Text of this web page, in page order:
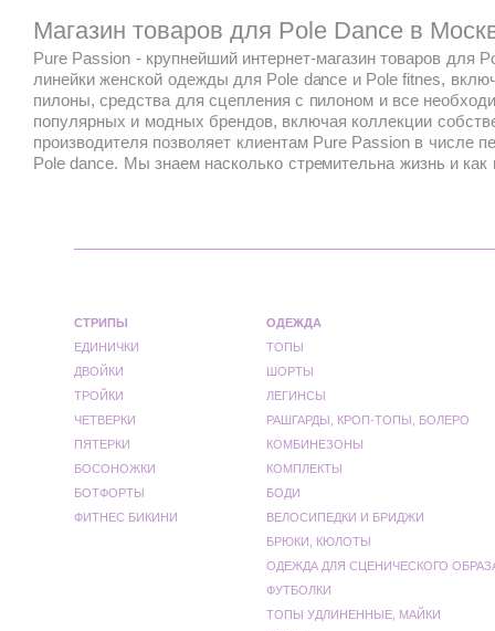
Магазин товаров для Pole Dance в
Pure Passion - крупнейший интернет-магазин товаров для
линейки женской одежды для Pole dance и Pole fitnes,
пилоны, средства для сцепления с пилоном и все
популярных и модных брендов, включая коллекции
производителя позволяет клиентам Pure Passion в числе
Pole dance. Мы знаем насколько стремительна жизнь и
СТРИПЫ
ЕДИНИЧКИ
ДВОЙКИ
ТРОЙКИ
ЧЕТВЕРКИ
ПЯТЕРКИ
БОСОНОЖКИ
БОТФОРТЫ
ФИТНЕС БИКИНИ
ОДЕЖДА
ТОПЫ
ШОРТЫ
ЛЕГИНСЫ
РАШГАРДЫ, КРОП-ТОПЫ, БОЛЕРО
КОМБИНЕЗОНЫ
КОМПЛЕКТЫ
БОДИ
ВЕЛОСИПЕДКИ И БРИДЖИ
БРЮКИ, КЮЛОТЫ
ОДЕЖДА ДЛЯ СЦЕНИЧЕСКОГО
ФУТБОЛКИ
ТОПЫ УДЛИНЕННЫЕ, МАЙКИ